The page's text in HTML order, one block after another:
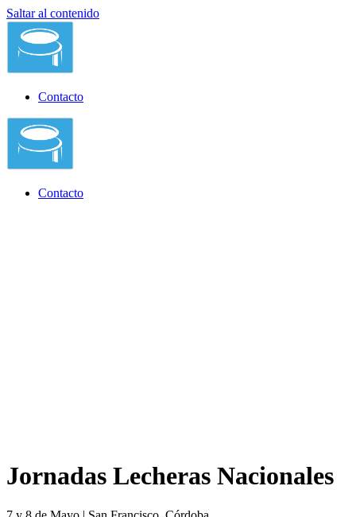
Saltar al contenido
Contacto
Contacto
Jornadas Lecheras Nacionales